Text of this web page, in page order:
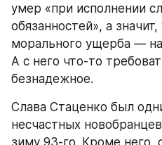
умер «при исполнении
обязанностей», а
морального ущерба — на
А с него что-то
безнадежное.
Слава Стаценко был
несчастных
зиму 93-го. Кроме него,